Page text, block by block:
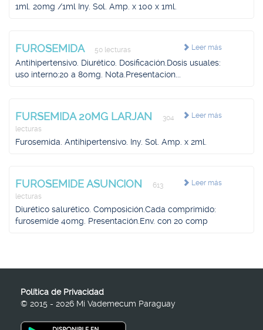
1ml. 20mg /1ml Iny. Sol. Amp. x 100 x 1ml.
Leer más
FUROSEMIDA 50 lecturas
Antihipertensivo. Diurético. Dosificación.Dosis usuales:
uso interno:20 a 80mg. Nota.Presentacion...
Leer más
FURSEMIDA 20MG LARJAN
304
lecturas
Furosemida. Antihipertensivo. Iny. Sol. Amp. x 2ml.
Leer más
FUROSEMIDE ASUNCION
613
lecturas
Diurético salurético. Composición.Cada comprimido:
furosemide 40mg. Presentación.Env. con 20 comp
Política de Privacidad
© 2015 - 2026 Mi Vademecum Paraguay